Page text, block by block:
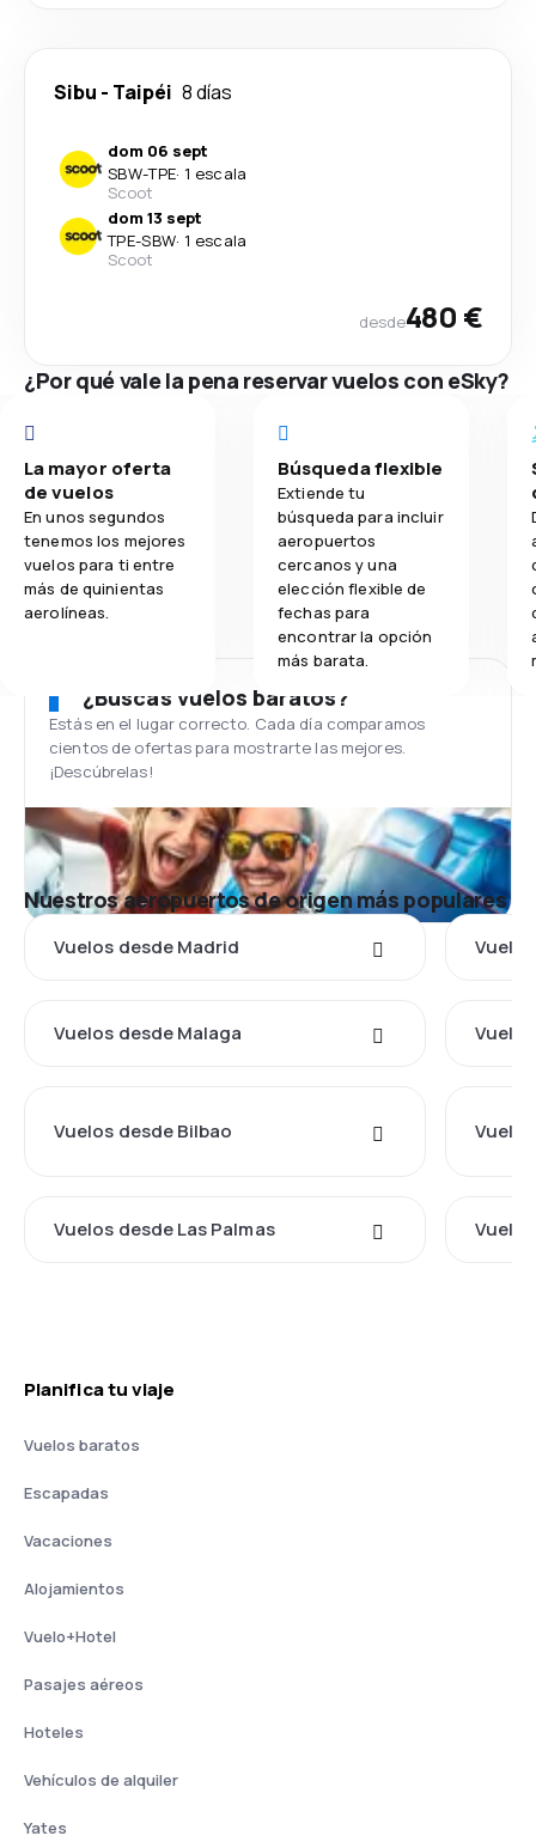
Sibu - Taipéi 8 días
dom 06 sept
SBW-TPE· 1 escala
Scoot
dom 13 sept
TPE-SBW· 1 escala
Scoot
desde480 €
¿Por qué vale la pena reservar vuelos con eSky?
La mayor oferta
de vuelos
En unos segundos
tenemos los mejores
vuelos para ti entre
más de quinientas
aerolíneas.
Búsqueda flexible
Extiende tu
búsqueda para incluir
aeropuertos
cercanos y una
elección flexible de
fechas para
encontrar la opción
más barata.
¿Buscas vuelos baratos?
Estás en el lugar correcto. Cada día comparamos
cientos de ofertas para mostrarte las mejores.
¡Descúbrelas!
Nuestros aeropuertos de origen más populares
Vuelos desde Madrid
Vuelos desde Malaga
Vuelos desde Bilbao
Vuelos desde Las Palmas
Planifica tu viaje
Vuelos baratos
Escapadas
Vacaciones
Alojamientos
Vuelo+Hotel
Pasajes aéreos
Hoteles
Vehículos de alquiler
Yates